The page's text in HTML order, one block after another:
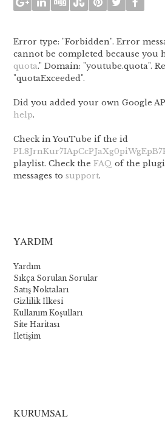
Error type: "Forbidden". Error
cannot be completed because you
quota." Domain: "youtube.quota".
"quotaExceeded".
Did you added your own Google
help.
Check in YouTube if the id
playlist. Check theFAQ of the
messages tosupport.
YARDIM
Yardım
Sıkça Sorulan Sorular
Satış Noktaları
Gizlilik İlkesi
Kullanım Koşulları
Site Haritası
İletişim
KURUMSAL